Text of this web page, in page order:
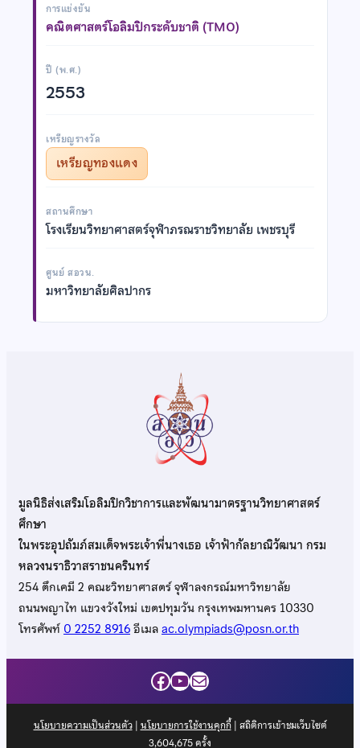
การแข่งขัน
คณิตศาสตร์โอลิมปิกระดับชาติ (TMO)
ปี (พ.ศ.)
2553
เหรียญรางวัล
เหรียญทองแดง
สถานศึกษา
โรงเรียนวิทยาศาสตร์จุฬาภรณราชวิทยาลัย เพชรบุรี
ศูนย์ สอวน.
มหาวิทยาลัยศิลปากร
มูลนิธิส่งเสริมโอลิมปิกวิชาการและพัฒนามาตรฐานวิทยาศาสตร์
ศึกษา
ในพระอุปถัมภ์สมเด็จพระเจ้าพี่นางเธอ เจ้าฟ้ากัลยาณิวัฒนา กรม
หลวงนราธิวาสราชนครินทร์
254 ตึกเคมี 2 คณะวิทยาศาสตร์ จุฬาลงกรณ์มหาวิทยาลัย
ถนนพญาไท แขวงวังใหม่ เขตปทุมวัน กรุงเทพมหานคร 10330
โทรศัพท์0 2252 8916อีเมลac.olympiads@posn.or.th
Facebook
YouTube
Mail
นโยบายความเป็นส่วนตัว| นโยบายการใช้งานคุกกี้| สถิติการเข้าชมเว็บไซต์
3,604,675ครั้ง